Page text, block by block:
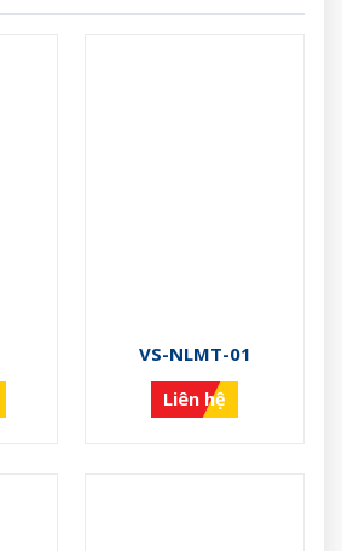
VS-NLMT-01
Liên hệ